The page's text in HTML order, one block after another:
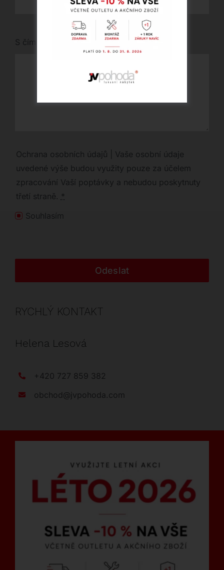
S čím vám můžeme pomoci?
Ochrana osobních údajů | Vaše osobní údaje
uvedené výše budou využity pouze za účelem
zpracování Vaší poptávky a nebudou poskytnuty
třetí straně. *
Souhlasím
Odeslat
RYCHLÝ KONTAKT
Helena Lesová
+420 727 859 382
obchod@jvpohoda.com